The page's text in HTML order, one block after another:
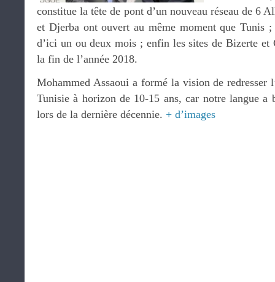
constitue la tête de pont d’un nouveau réseau de 6
et Djerba ont ouvert au même moment que Tunis
d’ici un ou deux mois ; enfin les sites de Bizerte et
la fin de l’année 2018.
Mohammed Assaoui a formé la vision de redresser
Tunisie à horizon de 10-15 ans, car notre langue a
lors de la dernière décennie. + d’images